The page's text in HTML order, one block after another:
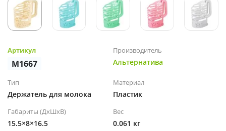
Артикул
М1667
Производитель
Альтернатива
Тип
Держатель для молока
Материал
Пластик
Габариты (ДхШхВ)
15.5×8×16.5
Вес
0.061 кг